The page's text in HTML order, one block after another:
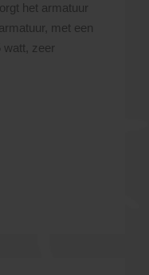
het armatuur
met een
zeer